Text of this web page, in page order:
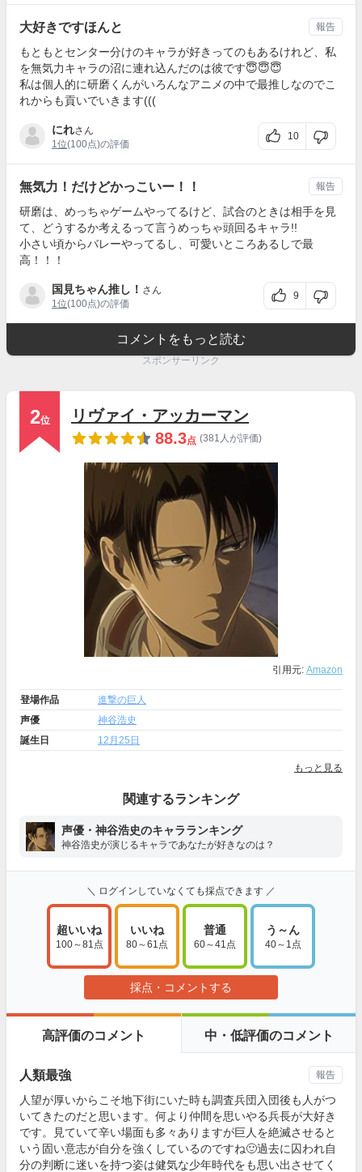
大好きですほんと
もともとセンター分けのキャラが好きってのもあるけれど、私
を無気力キャラの沼に連れ込んだのは彼です😇😇😇
私は個人的に研磨くんがいろんなアニメの中で最推しなのでこ
れからも貢いでいきます(((
にれさん
1位(100点)の評価
10
報告
無気力！だけどかっこいー！！
研磨は、めっちゃゲームやってるけど、試合のときは相手を見
て、どうするか考えるって言うめっちゃ頭回るキャラ!!
小さい頃からバレーやってるし、可愛いところあるしで最
高！！！
国見ちゃん推し！ さん
1位(100点)の評価
9
報告
コメントをもっと読む
スポンサーリンク
2位
リヴァイ・アッカーマン
88.3点 (381人が評価)
引用元: Amazon
登場作品
進撃の巨人
声優
神谷浩史
誕生日
12月25日
もっと見る
関連するランキング
声優・神谷浩史のキャラランキング
神谷浩史が演じるキャラであなたが好きなのは？
＼ ログインしていなくても採点できます ／
超いいね
100～81点
いいね
80～61点
普通
60～41点
う～ん
40～1点
採点・コメントする
高評価のコメント 中・低評価のコメント
人類最強
人望が厚いからこそ地下街にいた時も調査兵団入団後も人がつ
いてきたのだと思います。何より仲間を思いやる兵長が大好き
です。見ていて辛い場面も多々ありますが巨人を絶滅させると
いう固い意志が自分を強くしているのですね🙂過去に囚われ自
分の判断に迷いを持つ姿は健気な少年時代をも思い出させてく
報告